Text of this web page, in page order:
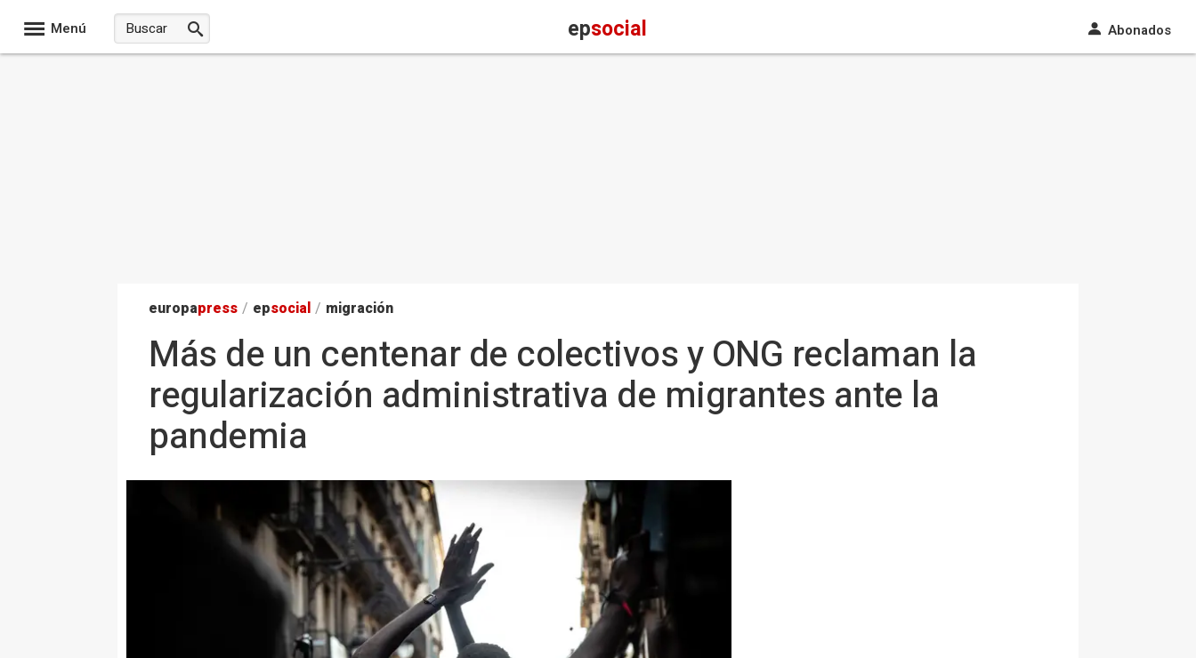
Menú epsocial Abonados
europapress / epsocial / migración
Más de un centenar de colectivos y ONG reclaman la
regularización administrativa de migrantes ante la
pandemia